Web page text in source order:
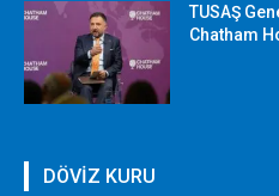
TUSAŞ
Chatham
DÖVİZ KURU